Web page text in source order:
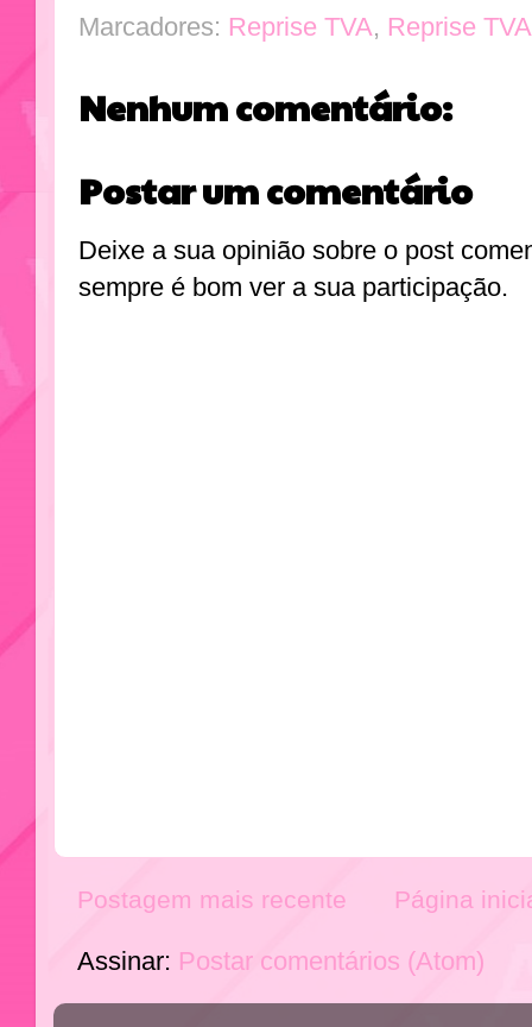
Marcadores: Reprise TVA, Reprise
Nenhum comentário:
Postar um comentário
Deixe a sua opinião sobre o post
sempre é bom ver a sua participação.
Postagem mais recente Página
Assinar: Postar comentários (Atom)